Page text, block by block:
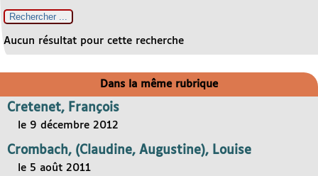
Aucun résultat pour cette recherche
Dans la même rubrique
Cretenet, François
le 9 décembre 2012
Crombach, (Claudine, Augustine), Louise
le 5 août 2011